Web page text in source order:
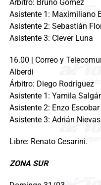
Árbitro: Bruno Gómez
Asistente 1: Maximiliano
Asistente 2: Sebastián
Asistente 3: Clever Luna
16.00 | Correo y
Alberdi
Árbitro: Diego Rodríguez
Asistente 1: Yamila
Asistente 2: Enzo Escobar
Asistente 3: Adrián Nievas
Libre: Renato Cesarini.
ZONA SUR